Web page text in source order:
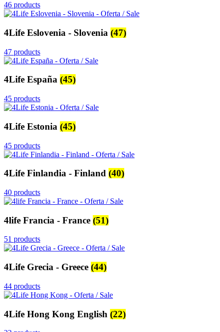
46 products
4Life Eslovenia - Slovenia (47)
47 products
4Life España (45)
45 products
4Life Estonia (45)
45 products
4Life Finlandia - Finland (40)
40 products
4life Francia - France (51)
51 products
4Life Grecia - Greece (44)
44 products
4Life Hong Kong English (22)